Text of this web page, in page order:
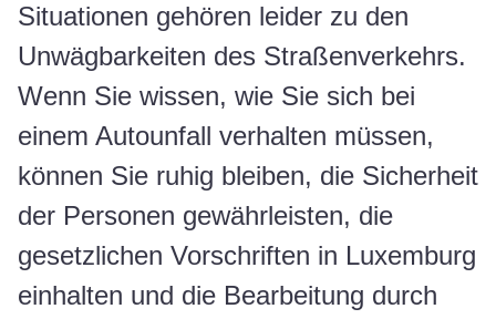
Situationen gehören leider zu den
Unwägbarkeiten des Straßenverkehrs.
Wenn Sie wissen, wie Sie sich bei
einem Autounfall verhalten müssen,
können Sie ruhig bleiben, die Sicherheit
der Personen gewährleisten, die
gesetzlichen Vorschriften in Luxemburg
einhalten und die Bearbeitung durch